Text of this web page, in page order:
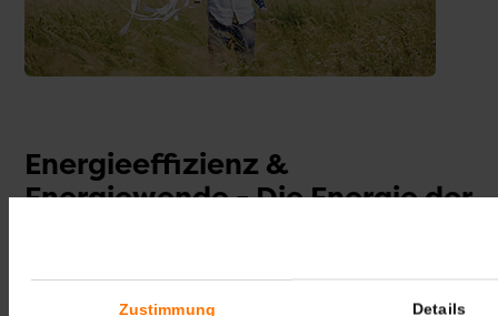
Zustimmung Details
Energieeffizienz &
Energiewende - Die Energie der
Energieeffizienz, Energiewende,